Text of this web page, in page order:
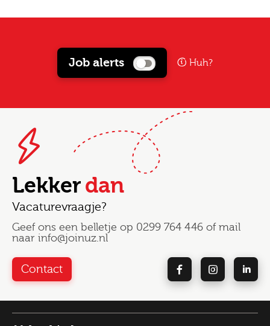
Job alerts Huh?
Lekkerdan
Vacaturevraagje?
Geef ons een belletje op 0299 764 446 of mail
naar info@joinuz.nl
Contact